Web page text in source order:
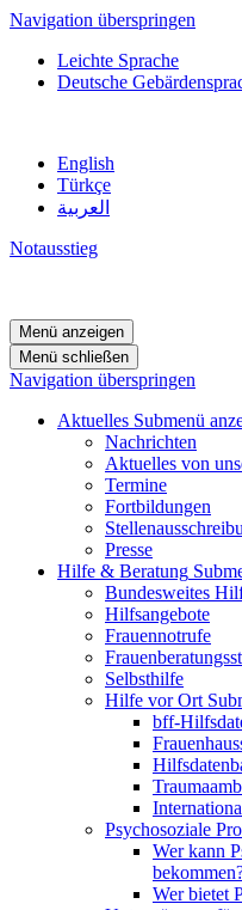
Navigation überspringen
Leichte Sprache
Deutsche
English
Türkçe
العربية
Notausstieg
Menü anzeigen
Menü schließen
Navigation überspringen
Aktuelles Submenü
Nachrichten
Aktuelles von
Termine
Fortbildungen
Presse
Hilfe & Beratung
Bundesweites
Hilfsangebote
Frauennotrufe
Selbsthilfe
Hilfe vor Ort
bff-
Psychosoziale
Wer kann
Wer bietet